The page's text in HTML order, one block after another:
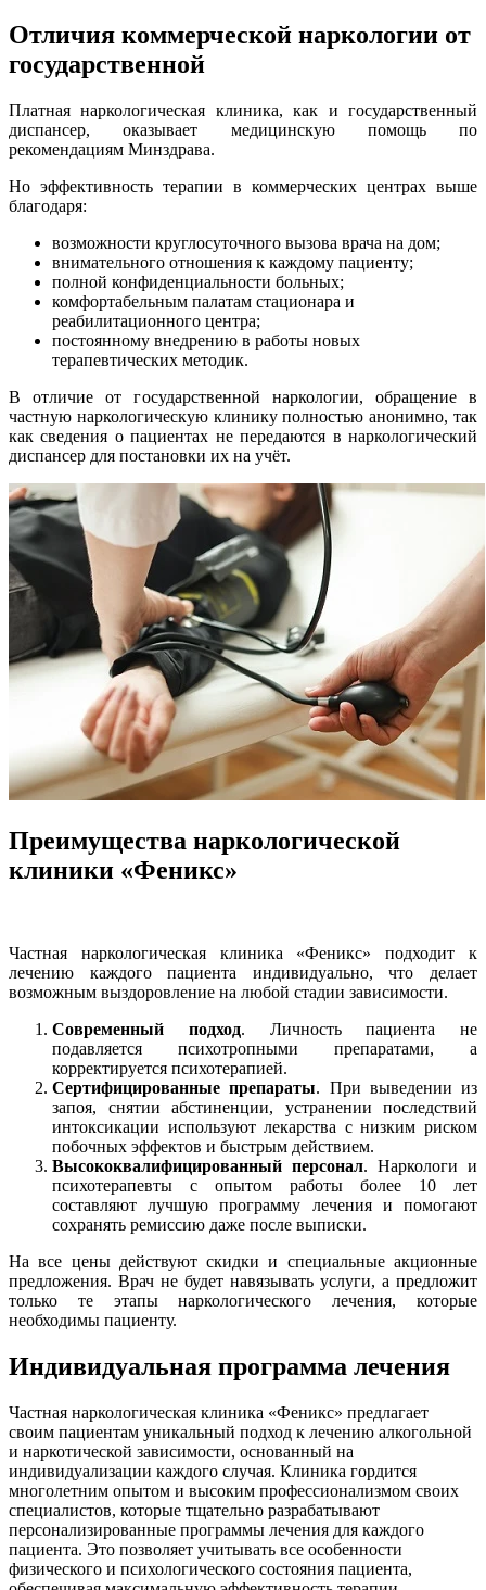
Отличия коммерческой наркологии от
государственной
Платная наркологическая клиника, как и государственный
диспансер, оказывает медицинскую помощь по
рекомендациям Минздрава.
Но эффективность терапии в коммерческих центрах выше
благодаря:
возможности круглосуточного вызова врача на дом;
внимательного отношения к каждому пациенту;
полной конфиденциальности больных;
комфортабельным палатам стационара и
реабилитационного центра;
постоянному внедрению в работы новых
терапевтических методик.
В отличие от государственной наркологии, обращение в
частную наркологическую клинику полностью анонимно, так
как сведения о пациентах не передаются в наркологический
диспансер для постановки их на учёт.
Преимущества наркологической
клиники «Феникс»
Частная наркологическая клиника «Феникс» подходит к
лечению каждого пациента индивидуально, что делает
возможным выздоровление на любой стадии зависимости.
Современный подход. Личность пациента не
подавляется психотропными препаратами, а
корректируется психотерапией.
Сертифицированные препараты. При выведении из
запоя, снятии абстиненции, устранении последствий
интоксикации используют лекарства с низким риском
побочных эффектов и быстрым действием.
Высококвалифицированный персонал. Наркологи и
психотерапевты с опытом работы более 10 лет
составляют лучшую программу лечения и помогают
сохранять ремиссию даже после выписки.
На все цены действуют скидки и специальные акционные
предложения. Врач не будет навязывать услуги, а предложит
только те этапы наркологического лечения, которые
необходимы пациенту.
Индивидуальная программа лечения
Частная наркологическая клиника «Феникс» предлагает
своим пациентам уникальный подход к лечению алкогольной
и наркотической зависимости, основанный на
индивидуализации каждого случая. Клиника гордится
многолетним опытом и высоким профессионализмом своих
специалистов, которые тщательно разрабатывают
персонализированные программы лечения для каждого
пациента. Это позволяет учитывать все особенности
физического и психологического состояния пациента,